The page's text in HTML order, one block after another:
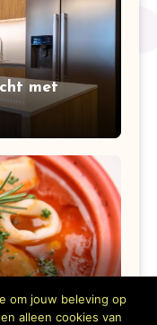
met
om jouw beleving op
alleen cookies van